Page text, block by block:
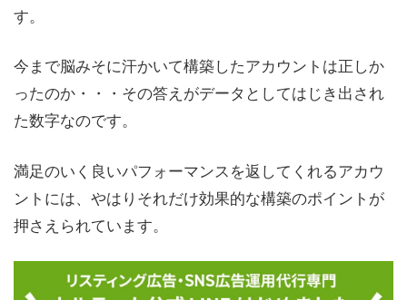
す。
今まで脳みそに汗かいて構築したアカウントは正しか
ったのか・・・その答えがデータとしてはじき出され
た数字なのです。
満足のいく良いパフォーマンスを返してくれるアカウ
ントには、やはりそれだけ効果的な構築のポイントが
押さえられています。